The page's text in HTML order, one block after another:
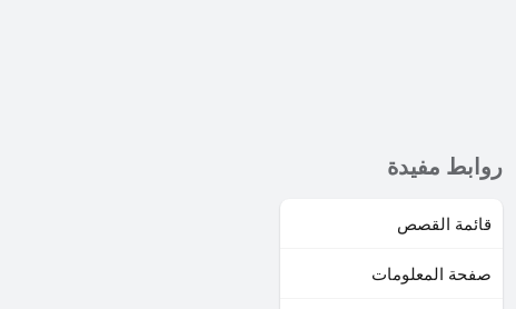
روابط مفيدة
قائمة القصص
صفحة المعلومات